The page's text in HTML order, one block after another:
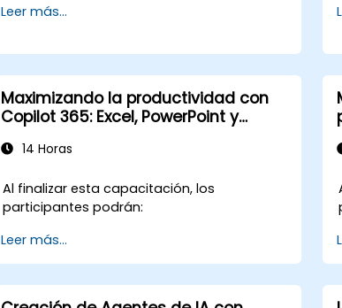
mediante Copilot.
Leer más...
Maximizando la productividad con
Copilot 365: Excel, PowerPoint y
14 Horas
Al finalizar esta capacitación, los
participantes podrán:
Leer más...